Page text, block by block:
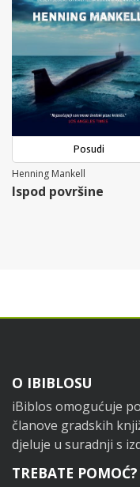
Posudi
Henning Mankell
Ispod površine
Footer
O IBIBLOSU
iBiblos omogućuje
članove gradskih
djeluje u suradnji s
TREBATE POMOĆ?